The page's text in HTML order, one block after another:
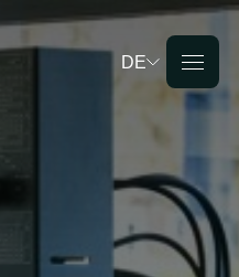
DE
Français
Nederlands